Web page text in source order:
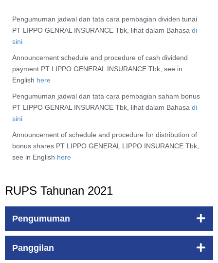
Pengumuman jadwal dan tata cara pembagian dividen tunai
PT LIPPO GENRAL INSURANCE Tbk, lihat dalam Bahasa di
sini
Announcement schedule and procedure of cash dividend
payment PT LIPPO GENERAL INSURANCE Tbk, see in
English here
Pengumuman jadwal dan tata cara pembagian saham bonus
PT LIPPO GENRAL INSURANCE Tbk, lihat dalam Bahasa di
sini
Announcement of schedule and procedure for distribution of
bonus shares PT LIPPO GENERAL LIPPO INSURANCE Tbk,
see in English here
RUPS Tahunan 2021
Pengumuman
Panggilan